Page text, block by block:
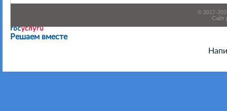
© 2017-
Сайт
Решаем вместе
Есть предложения по организации учебного процесса